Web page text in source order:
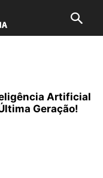
Artificial
Geração!